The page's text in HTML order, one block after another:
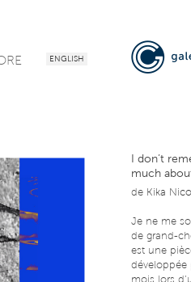
ENGLISH
I don’t
much
de Kika
Je ne me
de grand-
est une
développée